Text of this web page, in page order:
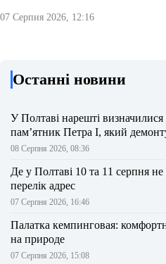
07 Серпня 2026, 12:16
Останні новини
У Полтаві нарешті
пам’ятник Петра І, який
08 Серпня 2026, 08:36
Де у Полтаві 10 та 11 серпня не
перелік адрес
07 Серпня 2026, 16:46
Палатка кемпинговая:
на природе
07 Серпня 2026, 15:08